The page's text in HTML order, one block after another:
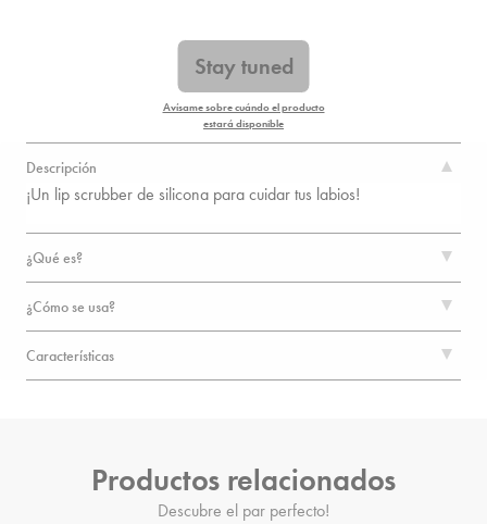
Stay tuned
Avísame sobre cuándo el producto
estará disponible
Descripción
¡Un lip scrubber de silicona para cuidar tus labios!
¿Qué es?
¿Cómo se usa?
Características
Productos relacionados
Descubre el par perfecto!